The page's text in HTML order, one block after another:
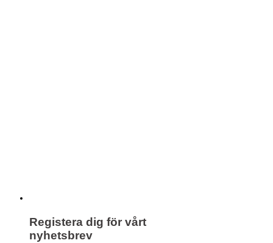
Registera dig för vårt
nyhetsbrev